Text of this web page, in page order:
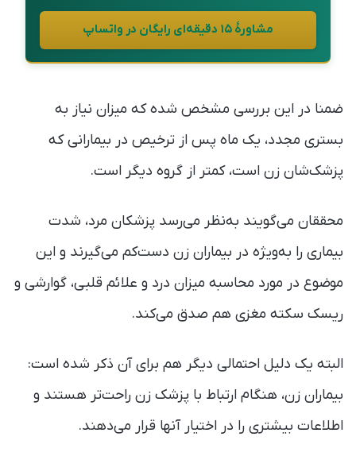
مشاورهٔ ۱۵ دقیقه‌ای رایگان در واتساپ
ضمنا در این بررسی مشخص شده که میزان نیاز به
بستری مجدد، یک ماه پس از ترخیص در بیمارانی که
پزشک‌شان زن است، کمتر از گروه دیگر است.
محققان می‌گویند به‌نظر می‌رسد پزشکان مرد، شدت
بیماری را به‌ویژه در بیماران زن دست‌کم می‌گیرند و این
موضوع در مورد محاسبه میزان درد و علائم قلبی، گوارشی و
ریسک سکته مغزی هم صدق می‌کند.
البته یک دلیل احتمالی دیگر هم برای آن ذکر شده است:
بیماران زن، هنگام ارتباط با پزشک زن راحت‌تر هستند و
اطلاعات بیشتری را در اختیار آنها قرار می‌دهند.